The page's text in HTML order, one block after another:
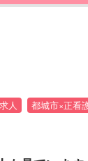
人 都城市×正看